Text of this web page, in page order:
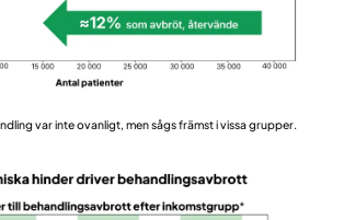
var inte ovanligt, men sågs främst i vissa grupper.